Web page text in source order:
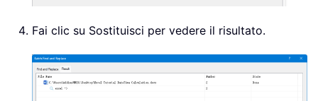
Fai clic su Sostituisci per vedere il risultato.